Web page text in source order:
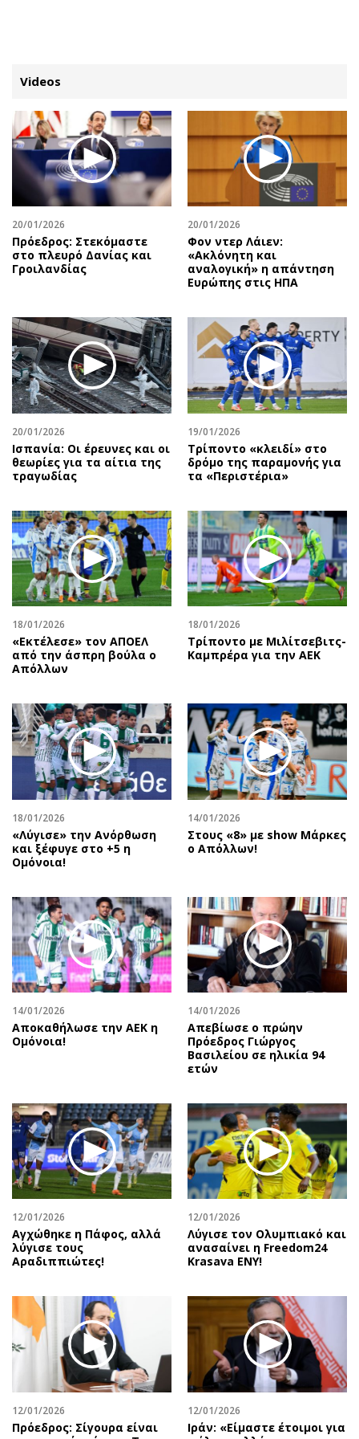
ΚΑΤΗΓΟΡΙΕΣ ΣΥΝΔΕΣΗ
Κύπρος
Παιδεία
Υγεία
Πολιτική
Βουλευτικές 2026
Δημοσκοπήσεις
Διπλωματία
Αθλητισμός
Κύπρος
Διεθνή
Κληρώσεις Allwyn
Οικονομία
Real Estate
Επιχειρήσεις
Αγορές
Money Review
AstroBank Properties
Trends
Ενέργεια
Ναυτιλία
Περιβάλλον
Ελλάδα
Κόσμος
Παράξενα
Πολιτισμός
Σινεμά
Θέατρο-Χορός
Εικαστικά
Βιβλίο
Χειρόγραφα
Απόψεις
Αρθρογραφία
The Hill
Υγεία
Αγγελίες
Ενοικιάζονται
Ζητούν εργασία
Θέσεις εργασίας
Νέα
Social
Αυτοκίνηση
Πολιτική
Οικονομία
Γενικά
Αναδρομές
Πρόσωπα
Περιβάλλον
Good Life
Showbiz
Ταξίδια
Συνταγές
Έξοδος
Media
Εκπομπές
Wine routes
Προσφορές
Προσωπικότητες στην ''Κ''
Επιστολές
Videos
20/01/2026
Πρόεδρος: Στεκόμαστε
στο πλευρό Δανίας και
Γροιλανδίας
20/01/2026
Φον ντερ Λάιεν:
«Ακλόνητη και
αναλογική» η απάντηση
Ευρώπης στις ΗΠΑ
20/01/2026
Ισπανία: Οι έρευνες και οι
θεωρίες για τα αίτια της
τραγωδίας
19/01/2026
Τρίποντο «κλειδί» στο
δρόμο της παραμονής για
τα «Περιστέρια»
18/01/2026
«Εκτέλεσε» τον ΑΠΟΕΛ
από την άσπρη βούλα ο
Απόλλων
18/01/2026
Τρίποντο με Μιλίτσεβιτς-
Καμπρέρα για την ΑΕΚ
18/01/2026
«Λύγισε» την Ανόρθωση
και ξέφυγε στο +5 η
Ομόνοια!
14/01/2026
Στους «8» με show Μάρκες
ο Απόλλων!
14/01/2026
Αποκαθήλωσε την ΑΕΚ η
Ομόνοια!
14/01/2026
Απεβίωσε ο πρώην
Πρόεδρος Γιώργος
Βασιλείου σε ηλικία 94
ετών
12/01/2026
Αγχώθηκε η Πάφος, αλλά
λύγισε τους
Αραδιππιώτες!
12/01/2026
Λύγισε τον Ολυμπιακό και
ανασαίνει η Freedom24
Krasava ENY!
12/01/2026
Πρόεδρος: Σίγουρα είναι
12/01/2026
Ιράν: «Είμαστε έτοιμοι για